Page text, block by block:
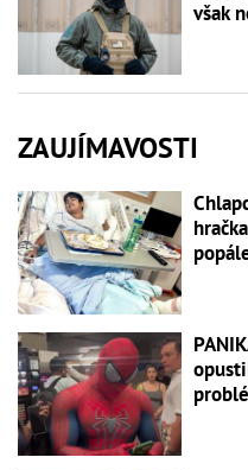
však
ZAUJÍMAVOSTI